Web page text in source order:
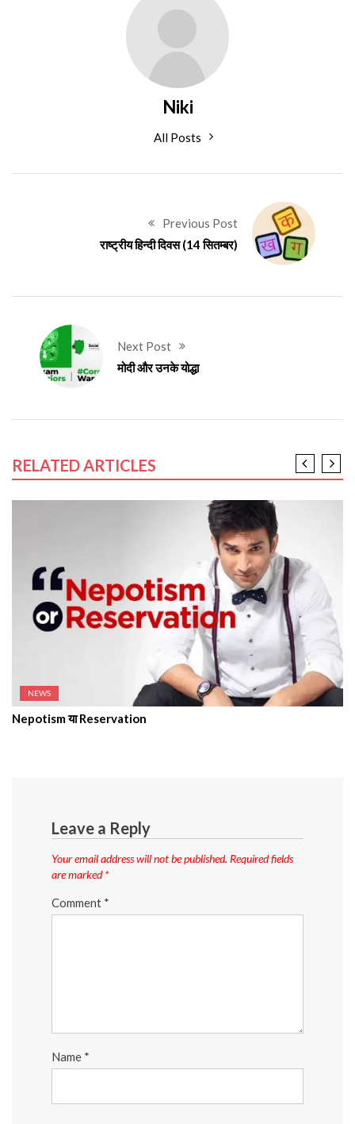
Niki
All Posts
Previous Post
राष्ट्रीय हिन्दी दिवस (14 सितम्बर)
Next Post
मोदी और उनके योद्धा
RELATED ARTICLES
NEWS
Nepotism या Reservation
Leave a Reply
Your email address will not be published. Required fields
are marked*
Comment *
Name *